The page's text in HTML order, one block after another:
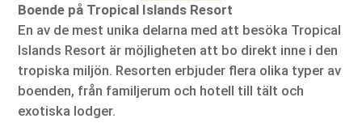
Boende på Tropical Islands Resort
En av de mest unika delarna med att besöka Tropical
Islands Resort är möjligheten att bo direkt inne i den
tropiska miljön. Resorten erbjuder flera olika typer av
boenden, från familjerum och hotell till tält och
exotiska lodger.